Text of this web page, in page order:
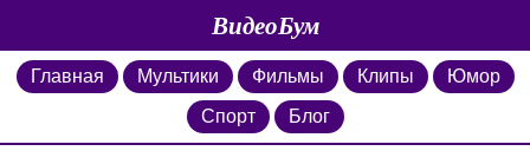
ВидеоБум
Главная Мультики Фильмы Клипы
Юмор
Спорт
Блог